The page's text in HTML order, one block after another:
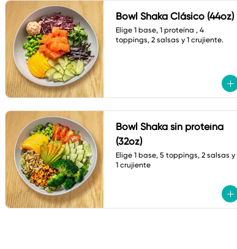
Bowl Shaka Clásico (44oz)
Elige 1 base, 1 proteína , 4
toppings, 2 salsas y 1 crujiente.
Bowl Shaka sin proteína
(32oz)
Elige 1 base, 5 toppings, 2 salsas y
1 crujiente